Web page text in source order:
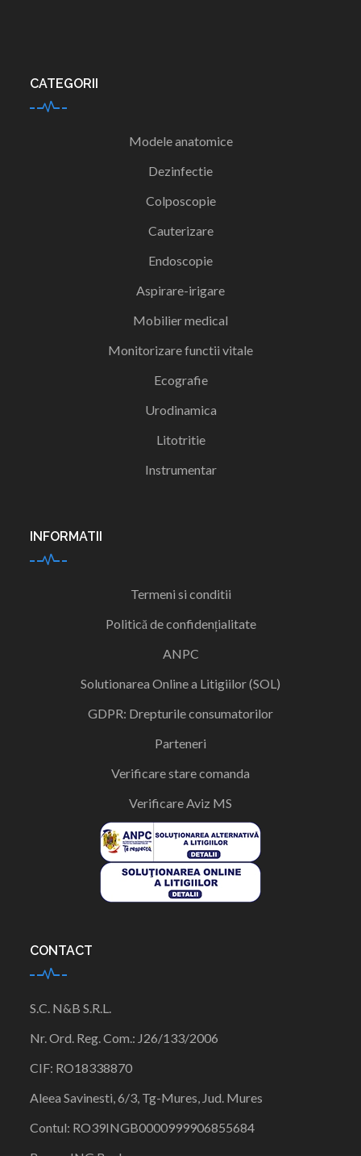
CATEGORII
Modele anatomice
Dezinfectie
Colposcopie
Cauterizare
Endoscopie
Aspirare-irigare
Mobilier medical
Monitorizare functii vitale
Ecografie
Urodinamica
Litotritie
Instrumentar
INFORMATII
Termeni si conditii
Politică de confidențialitate
ANPC
Solutionarea Online a Litigiilor (SOL)
GDPR: Drepturile consumatorilor
Parteneri
Verificare stare comanda
Verificare Aviz MS
CONTACT
S.C. N&B S.R.L.
Nr. Ord. Reg. Com.: J26/133/2006
CIF: RO18338870
Aleea Savinesti, 6/3, Tg-Mures, Jud. Mures
Contul: RO39INGB0000999906855684